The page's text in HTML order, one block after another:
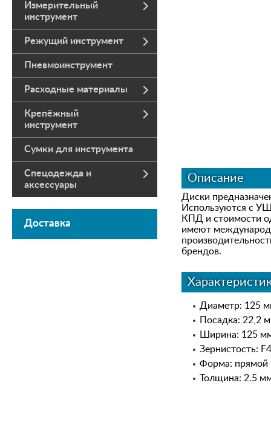
Измерительный
инструмент
Режущий инструмент
Пневмоинструмент
Расходные материалы
Крепёжный
инструмент
Сумки для инструмента
Спецодежда и
аксессуары
Доставка
Описание
Диски
Используются с
КПД и стоимости
имеют
брендов.
Диаметр: 125
Посадка: 22,2
Ширина: 125
Зернистость:
Форма: прямой
Толщина: 2.5